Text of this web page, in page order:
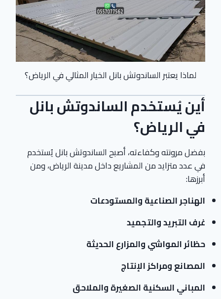
لماذا يعتبر الساندوتش بانل الخيار المثالي في الرياض؟
أين يُستخدم الساندوتش بانل
في الرياض؟
بفضل مرونته وكفاءته، أصبح الساندوتش بانل يُستخدم
في عدد متزايد من المشاريع داخل مدينة الرياض، ومن
أبرزها:
الهناجر الصناعية والمستودعات
غرف التبريد والتجميد
حظائر المواشي والمزارع الحديثة
المصانع ومراكز الإنتاج
المباني السكنية الصغيرة والملاحق